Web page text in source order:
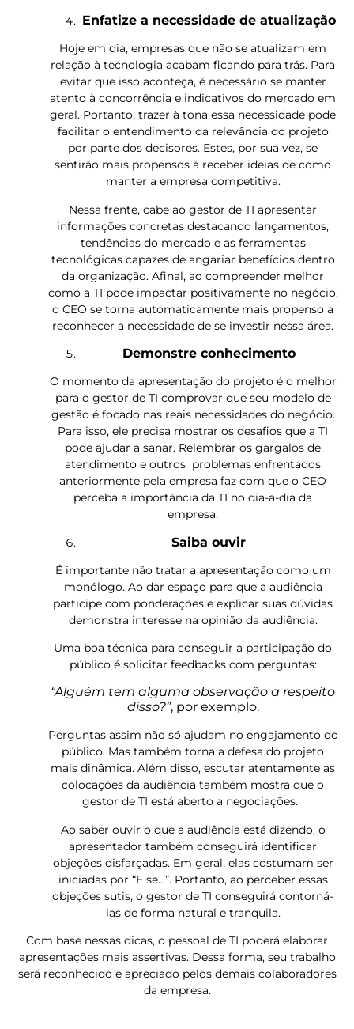
Enfatize a necessidade de atualização
Hoje em dia, empresas que não se atualizam em
relação à tecnologia acabam ficando para trás. Para
evitar que isso aconteça, é necessário se manter
atento à concorrência e indicativos do mercado em
geral. Portanto, trazer à tona essa necessidade pode
facilitar o entendimento da relevância do projeto
por parte dos decisores. Estes, por sua vez, se
sentirão mais propensos à receber ideias de como
manter a empresa competitiva.
Nessa frente, cabe ao gestor de TI apresentar
informações concretas destacando lançamentos,
tendências do mercado e as ferramentas
tecnológicas capazes de angariar benefícios dentro
da organização. Afinal, ao compreender melhor
como a TI pode impactar positivamente no negócio,
o CEO se torna automaticamente mais propenso a
reconhecer a necessidade de se investir nessa área.
Demonstre conhecimento
O momento da apresentação do projeto é o melhor
para o gestor de TI comprovar que seu modelo de
gestão é focado nas reais necessidades do negócio.
Para isso, ele precisa mostrar os desafios que a TI
pode ajudar a sanar. Relembrar os gargalos de
atendimento e outros problemas enfrentados
anteriormente pela empresa faz com que o CEO
perceba a importância da TI no dia-a-dia da
empresa.
Saiba ouvir
É importante não tratar a apresentação como um
monólogo. Ao dar espaço para que a audiência
participe com ponderações e explicar suas dúvidas
demonstra interesse na opinião da audiência.
Uma boa técnica para conseguir a participação do
público é solicitar feedbacks com perguntas:
“Alguém tem alguma observação a respeito
disso?”, por exemplo.
Perguntas assim não só ajudam no engajamento do
público. Mas também torna a defesa do projeto
mais dinâmica. Além disso, escutar atentamente as
colocações da audiência também mostra que o
gestor de TI está aberto a negociações.
Ao saber ouvir o que a audiência está dizendo, o
apresentador também conseguirá identificar
objeções disfarçadas. Em geral, elas costumam ser
iniciadas por “E se…”. Portanto, ao perceber essas
objeções sutis, o gestor de TI conseguirá contorná-
las de forma natural e tranquila.
Com base nessas dicas, o pessoal de TI poderá elaborar
apresentações mais assertivas. Dessa forma, seu trabalho
será reconhecido e apreciado pelos demais colaboradores
da empresa.